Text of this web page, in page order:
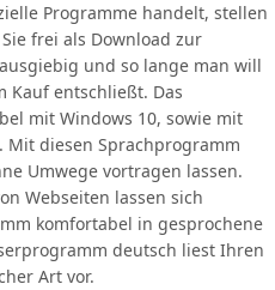
Programme handelt, stellen
frei als Download zur
und so lange man will
Kauf entschließt. Das
mit Windows 10, sowie mit
Mit diesen Sprachprogramm
Umwege vortragen lassen.
Webseiten lassen sich
komfortabel in gesprochene
deutsch liest Ihren
Art vor.